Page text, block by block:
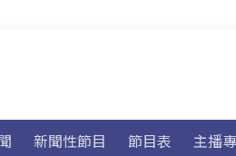
新聞性節目 節目表 主播